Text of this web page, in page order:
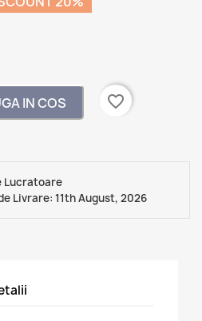
IN COS
favorite_border
Lucratoare
Livrare: 11th August, 2026